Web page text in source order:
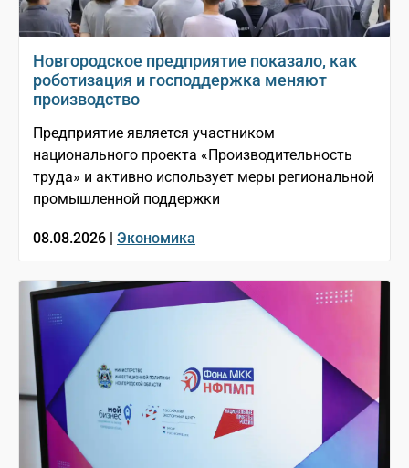
Новгородское предприятие показало, как
роботизация и господдержка меняют
производство
Предприятие является участником
национального проекта «Производительность
труда» и активно использует меры региональной
промышленной поддержки
08.08.2026 | Экономика